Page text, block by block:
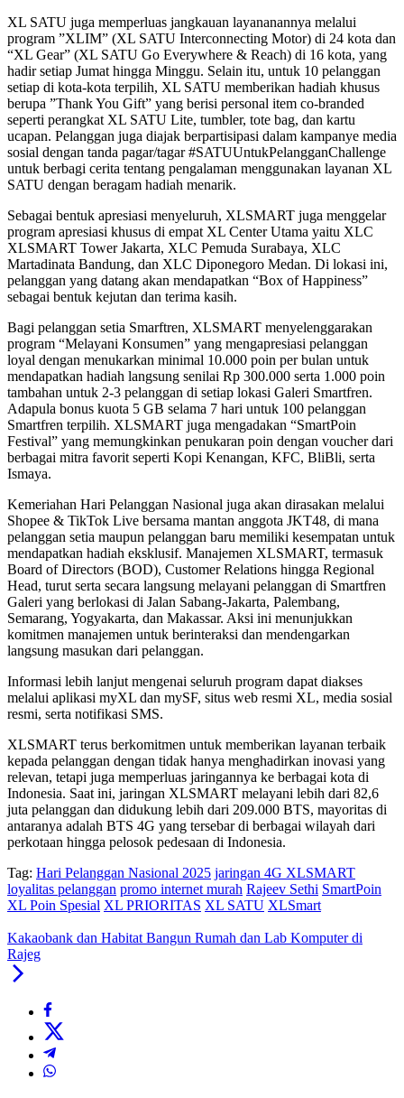
XL SATU juga memperluas jangkauan layananannya melalui
program ”XLIM” (XL SATU Interconnecting Motor) di 24 kota dan
“XL Gear” (XL SATU Go Everywhere & Reach) di 16 kota, yang
hadir setiap Jumat hingga Minggu. Selain itu, untuk 10 pelanggan
setiap di kota-kota terpilih, XL SATU memberikan hadiah khusus
berupa ”Thank You Gift” yang berisi personal item co-branded
seperti perangkat XL SATU Lite, tumbler, tote bag, dan kartu
ucapan. Pelanggan juga diajak berpartisipasi dalam kampanye media
sosial dengan tanda pagar/tagar #SATUUntukPelangganChallenge
untuk berbagi cerita tentang pengalaman menggunakan layanan XL
SATU dengan beragam hadiah menarik.
Sebagai bentuk apresiasi menyeluruh, XLSMART juga menggelar
program apresiasi khusus di empat XL Center Utama yaitu XLC
XLSMART Tower Jakarta, XLC Pemuda Surabaya, XLC
Martadinata Bandung, dan XLC Diponegoro Medan. Di lokasi ini,
pelanggan yang datang akan mendapatkan “Box of Happiness”
sebagai bentuk kejutan dan terima kasih.
Bagi pelanggan setia Smarftren, XLSMART menyelenggarakan
program “Melayani Konsumen” yang mengapresiasi pelanggan
loyal dengan menukarkan minimal 10.000 poin per bulan untuk
mendapatkan hadiah langsung senilai Rp 300.000 serta 1.000 poin
tambahan untuk 2-3 pelanggan di setiap lokasi Galeri Smartfren.
Adapula bonus kuota 5 GB selama 7 hari untuk 100 pelanggan
Smartfren terpilih. XLSMART juga mengadakan “SmartPoin
Festival” yang memungkinkan penukaran poin dengan voucher dari
berbagai mitra favorit seperti Kopi Kenangan, KFC, BliBli, serta
Ismaya.
Kemeriahan Hari Pelanggan Nasional juga akan dirasakan melalui
Shopee & TikTok Live bersama mantan anggota JKT48, di mana
pelanggan setia maupun pelanggan baru memiliki kesempatan untuk
mendapatkan hadiah eksklusif. Manajemen XLSMART, termasuk
Board of Directors (BOD), Customer Relations hingga Regional
Head, turut serta secara langsung melayani pelanggan di Smartfren
Galeri yang berlokasi di Jalan Sabang-Jakarta, Palembang,
Semarang, Yogyakarta, dan Makassar. Aksi ini menunjukkan
komitmen manajemen untuk berinteraksi dan mendengarkan
langsung masukan dari pelanggan.
Informasi lebih lanjut mengenai seluruh program dapat diakses
melalui aplikasi myXL dan mySF, situs web resmi XL, media sosial
resmi, serta notifikasi SMS.
XLSMART terus berkomitmen untuk memberikan layanan terbaik
kepada pelanggan dengan tidak hanya menghadirkan inovasi yang
relevan, tetapi juga memperluas jaringannya ke berbagai kota di
Indonesia. Saat ini, jaringan XLSMART melayani lebih dari 82,6
juta pelanggan dan didukung lebih dari 209.000 BTS, mayoritas di
antaranya adalah BTS 4G yang tersebar di berbagai wilayah dari
perkotaan hingga pelosok pedesaan di Indonesia.
Tag: Hari Pelanggan Nasional 2025 jaringan 4G XLSMART
loyalitas pelanggan promo internet murah Rajeev Sethi SmartPoin
XL Poin Spesial XL PRIORITAS XL SATU XLSmart
Kakaobank dan Habitat Bangun Rumah dan Lab Komputer di
Rajeg